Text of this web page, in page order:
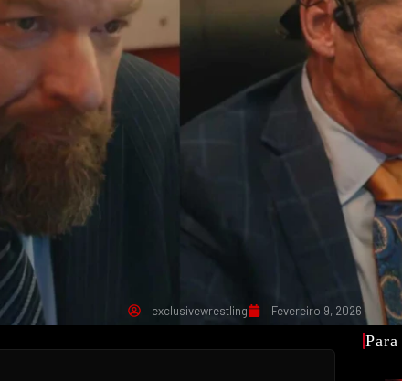
exclusivewrestling Fevereiro 9, 2026